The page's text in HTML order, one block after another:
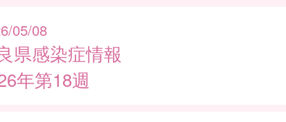
05/08
県感染症情報
年第18週